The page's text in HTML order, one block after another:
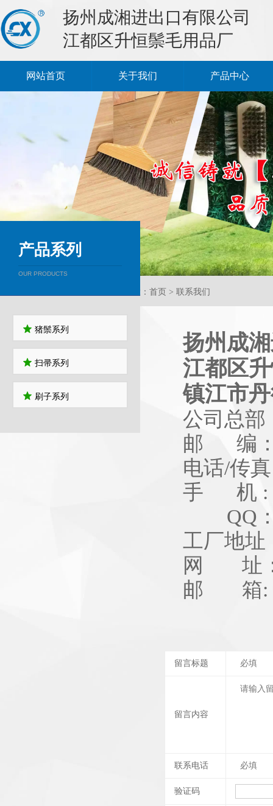
扬州成湘进出口有限公司
江都区升恒鬃毛用品厂
网站首页 关于我们 产品中心
当前位置：首页 > 联系我们
产品系列
OUR PRODUCTS
猪鬃系列
扫帚系列
刷子系列
扬州成
江都区
镇江市
公司总部
邮
编
电话/传
手 机 :
QQ：
工厂地址
网 址：
邮 箱:
留言标题
留言内容
联系电话
验证码